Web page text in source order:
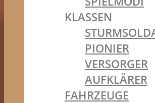
KLASSEN
PIONIER
VERSORGER
AUFKLÄRER
FAHRZEUGE